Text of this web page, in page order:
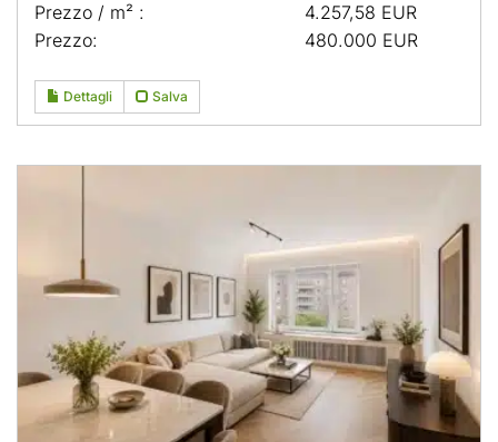
Prezzo / m² :
4.257,58 EUR
Prezzo:
480.000 EUR
Dettagli Salva